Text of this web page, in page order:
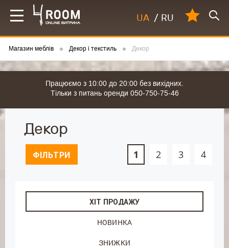
UA / RU
Магазин меблів Декор і текстиль Декор
Працюємо з 10:00 до 20:00 без вихідних.
Тільки з питань оренди 050-750-75-46
Декор
ФІЛЬТРИ 1 2 3 4
ХІТ ПРОДАЖУ
НОВИНКА
ЗНИЖКИ